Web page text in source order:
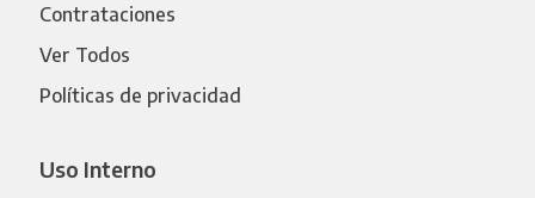
Contrataciones
Ver Todos
Políticas de privacidad
Uso Interno